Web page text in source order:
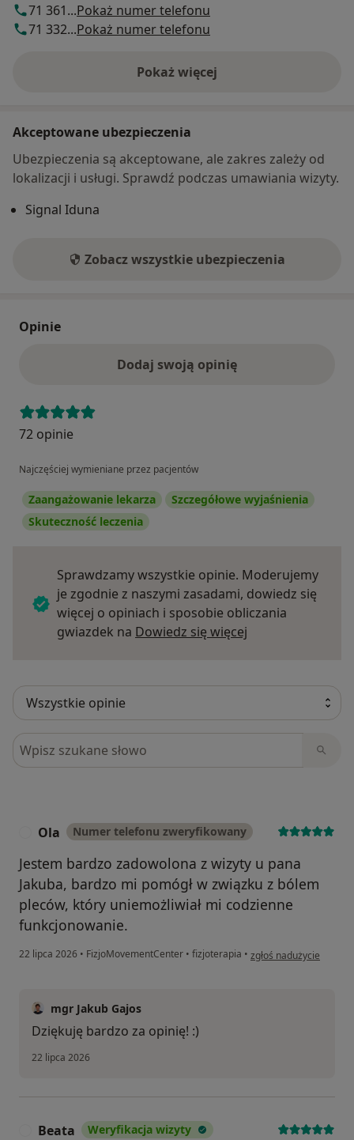
71 361...Pokaż numer telefonu
71 332...Pokaż numer telefonu
Pokaż więcej
o adresie
Akceptowane ubezpieczenia
Ubezpieczenia są akceptowane, ale zakres zależy od
lokalizacji i usługi. Sprawdź podczas umawiania wizyty.
Signal Iduna
Zobacz wszystkie ubezpieczenia
Opinie
Dodaj swoją opinię
72 opinie
Najczęściej wymieniane przez pacjentów
Zaangażowanie lekarza
Szczegółowe wyjaśnienia
Skuteczność leczenia
Sprawdzamy wszystkie opinie. Moderujemy
je zgodnie z naszymi zasadami, dowiedz się
więcej o opiniach i sposobie obliczania
gwiazdek na Dowiedz się więcej
Szukaj w opiniach
Ola Numer telefonu zweryfikowany
Jestem bardzo zadowolona z wizyty u pana
Jakuba, bardzo mi pomógł w związku z bólem
pleców, który uniemożliwiał mi codzienne
funkcjonowanie.
22 lipca 2026 • FizjoMovementCenter • fizjoterapia • w opinii użytkownika
zgłoś nadużycie
mgr Jakub Gajos
Dziękuję bardzo za opinię! :)
22 lipca 2026
Beata Weryfikacja wizyty